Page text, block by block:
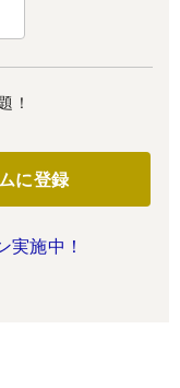
！
に登録
実施中！